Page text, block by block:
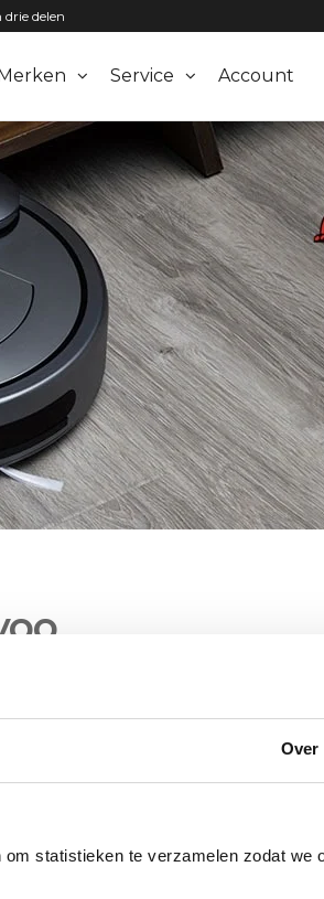
Over
statistieken te verzamelen zodat we
delen
Service Account
zich sinds de oprichting in 1999
inmiddels uitgegroeid tot een
en robotstofzuigers
hecht veel waarde aan R&D